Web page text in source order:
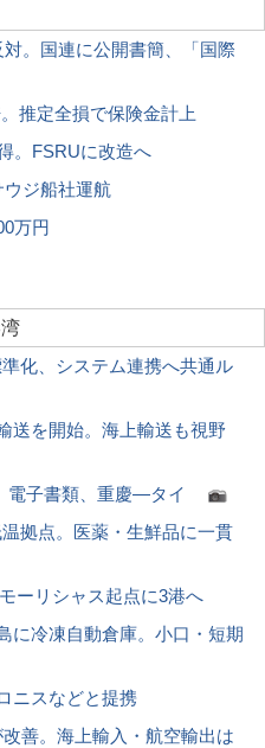
。国連に公開書簡、「国際
。推定全損で保険金計上
。FSRUに改造へ
ウジ船社運航
万円
化、システム連携へ共通ル
送を開始。海上輸送も視野
電子書類、重慶―タイ
拠点。医薬・生鮮品に一貫
ーリシャス起点に3港へ
に冷凍自動倉庫。小口・短期
ニスなどと提携
善。海上輸入・航空輸出は